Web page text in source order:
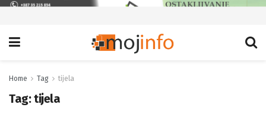
Home Tag tijela
Tag:tijela